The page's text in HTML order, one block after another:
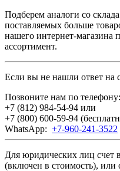
Подберем аналоги со
поставляемых больше
нашего интернет-магазина
ассортимент.
Если вы не нашли ответ на
Позвоните нам по телефону:
+7 (812) 984-54-94 или
+7 (800) 600-59-94
WhatsApp: +7-960-241-3522
Для юридических лиц счет
(включен в стоимость),